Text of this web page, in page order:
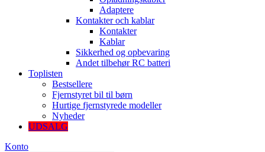
Adaptere
Kontakter och kablar
Kontakter
Kablar
Sikkerhed og opbevaring
Andet tilbehør RC batteri
Toplisten
Bestsellere
Fjernstyret bil til børn
Hurtige fjernstyrede modeller
Nyheder
UDSALG
Konto